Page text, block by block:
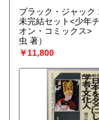
ブラック・ジャック
未完結セット<少年
オン・コミックス>
虫 著）
￥11,800